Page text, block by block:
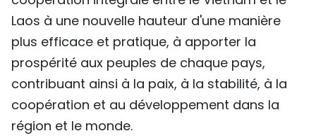
Laos à une nouvelle hauteur d'une manière
plus efficace et pratique, à apporter la
prospérité aux peuples de chaque pays,
contribuant ainsi à la paix, à la stabilité, à la
coopération et au développement dans la
région et le monde.